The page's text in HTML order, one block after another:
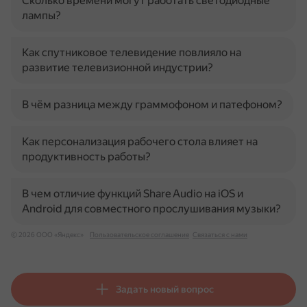
лампы?
Как спутниковое телевидение повлияло на
развитие телевизионной индустрии?
В чём разница между граммофоном и патефоном?
Как персонализация рабочего стола влияет на
продуктивность работы?
В чем отличие функций Share Audio на iOS и
Android для совместного прослушивания музыки?
© 2026 ООО «Яндекс» Пользовательское соглашение Связаться с нами
Задать новый вопрос